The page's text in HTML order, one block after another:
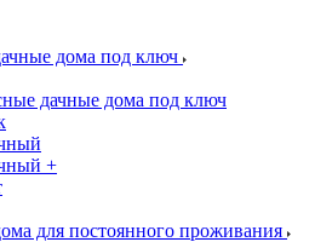
дома под ключ
дачные дома под ключ
+
для постоянного проживания